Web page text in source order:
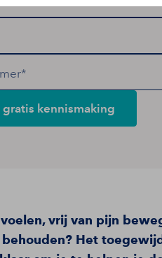
kennismaking
vrij van pijn
Het